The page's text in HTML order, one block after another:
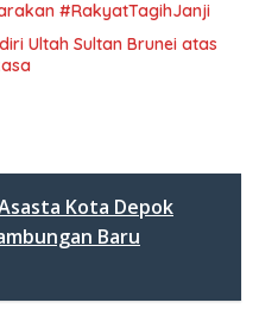
#RakyatTagihJanji
Ultah Sultan Brunei atas
Kota Depok
Baru